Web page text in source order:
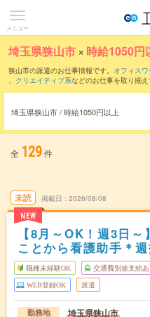
メニュー
埼玉県狭山市 × 時給1050円
狭山市の派遣のお仕事情報です。 オフィス
、 クリエイティブ系などのお仕事を取り揃え
時給1150円以上 ・1800円以上の求人はこちら
当サイトでは法令を遵守し、最低賃金以上
埼玉県狭山市 / 時給1050円以上
全 129件
未読
NEW
掲載日 2026/08/08
【8月～OK！週3日
ことから看護助手＊
職種未経験OK 交通費別途支給あ
WEB登録OK 派遣
勤務地 埼玉県狭山市